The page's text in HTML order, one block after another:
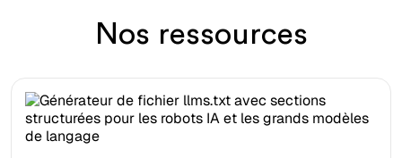
Nos ressources